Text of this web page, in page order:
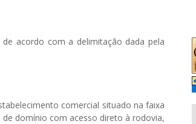
acordo com a delimitação dada pela
comercial situado na faixa
domínio com acesso direto à rodovia,